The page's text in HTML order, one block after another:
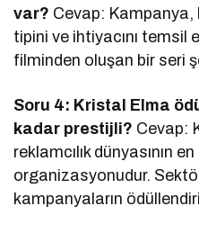
var? Cevap: Kampanya,
tipini ve ihtiyacını temsil
filminden oluşan bir seri
Soru 4: Kristal Elma
kadar prestijli? Cevap:
reklamcılık dünyasının
organizasyonudur.
kampanyaların